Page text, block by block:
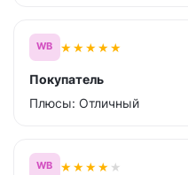
WB ★★★★★
Покупатель
Плюсы: Отличный
WB ★★★★ ★